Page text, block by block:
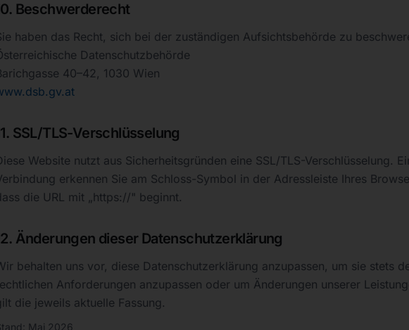
Beschwerderecht
haben das Recht, sich bei der zuständigen Aufsichtsbehörde zu
Datenschutzbehörde
40–42, 1030 Wien
SSL/TLS-Verschlüsselung
Website nutzt aus Sicherheitsgründen eine SSL/TLS-Verschlüsselung.
erkennen Sie am Schloss-Symbol in der Adressleiste Ihres
die URL mit „https://" beginnt.
Änderungen dieser Datenschutzerklärung
behalten uns vor, diese Datenschutzerklärung anzupassen, um sie stets
Anforderungen anzupassen oder um Änderungen unserer
die jeweils aktuelle Fassung.
Mai 2026